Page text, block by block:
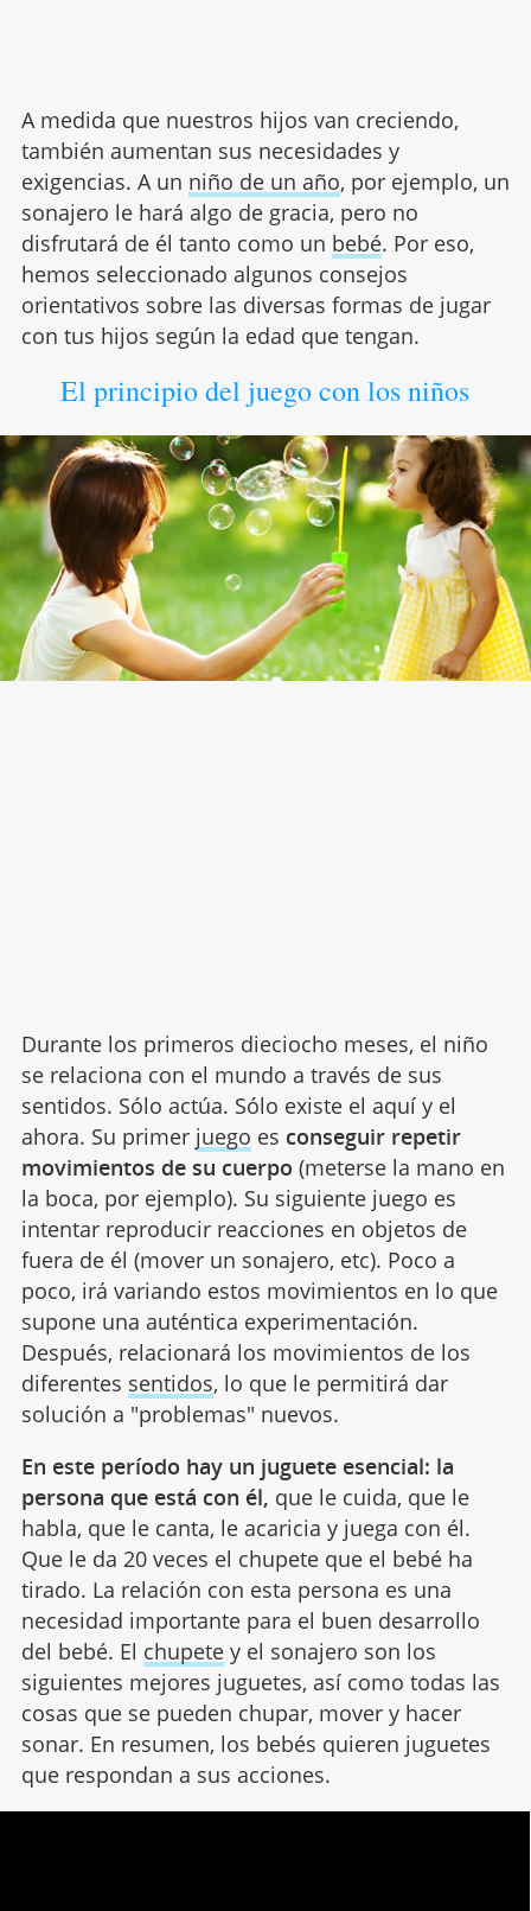
A medida que nuestros hijos van creciendo,
también aumentan sus necesidades y
exigencias. A un niño de un año, por ejemplo, un
sonajero le hará algo de gracia, pero no
disfrutará de él tanto como un bebé. Por eso,
hemos seleccionado algunos consejos
orientativos sobre las diversas formas de jugar
con tus hijos según la edad que tengan.
El principio del juego con los niños
Durante los primeros dieciocho meses, el niño
se relaciona con el mundo a través de sus
sentidos. Sólo actúa. Sólo existe el aquí y el
ahora. Su primer juego es conseguir repetir
movimientos de su cuerpo (meterse la mano en
la boca, por ejemplo). Su siguiente juego es
intentar reproducir reacciones en objetos de
fuera de él (mover un sonajero, etc). Poco a
poco, irá variando estos movimientos en lo que
supone una auténtica experimentación.
Después, relacionará los movimientos de los
diferentes sentidos, lo que le permitirá dar
solución a "problemas" nuevos.
En este período hay un juguete esencial: la
persona que está con él, que le cuida, que le
habla, que le canta, le acaricia y juega con él.
Que le da 20 veces el chupete que el bebé ha
tirado. La relación con esta persona es una
necesidad importante para el buen desarrollo
del bebé. El chupetey el sonajero son los
siguientes mejores juguetes, así como todas las
cosas que se pueden chupar, mover y hacer
sonar. En resumen, los bebés quieren juguetes
que respondan a sus acciones.